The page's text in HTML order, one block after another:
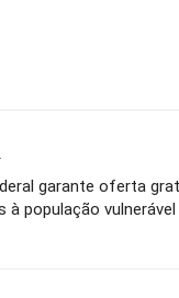
garante oferta
à população vulnerável